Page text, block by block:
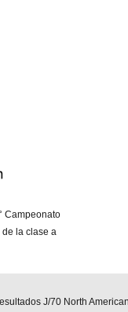
Campeonato
la clase a
J/70 North